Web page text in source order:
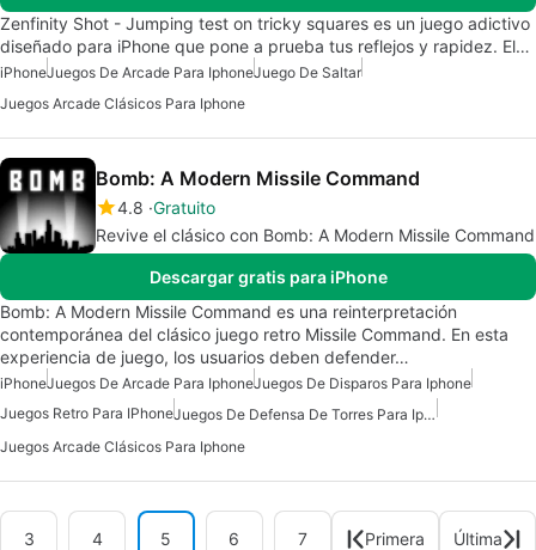
Zenfinity Shot - Jumping test on tricky squares es un juego adictivo
diseñado para iPhone que pone a prueba tus reflejos y rapidez. El…
iPhoneJuegos De Arcade Para IphoneJuego De Saltar
Juegos Arcade Clásicos Para Iphone
Bomb: A Modern Missile Command
4.8 Gratuito
Revive el clásico con Bomb: A Modern Missile Command
Descargar gratis para iPhone
Bomb: A Modern Missile Command es una reinterpretación
contemporánea del clásico juego retro Missile Command. En esta
experiencia de juego, los usuarios deben defender…
iPhoneJuegos De Arcade Para IphoneJuegos De Disparos Para Iphone
Juegos Retro Para IPhone
Juegos De Defensa De Torres Para Iphone
Juegos Arcade Clásicos Para Iphone
3 4 5 6 7 Primera Última